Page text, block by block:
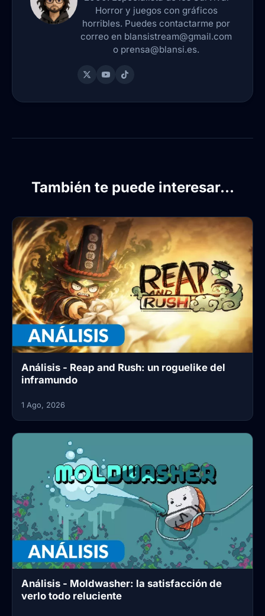
Horror y juegos con gráficos
horribles. Puedes contactarme por
correo en blansistream@gmail.com
o prensa@blansi.es.
También te puede interesar...
Análisis - Reap and Rush: un roguelike del
inframundo
1 Ago, 2026
Análisis - Moldwasher: la satisfacción de
verlo todo reluciente